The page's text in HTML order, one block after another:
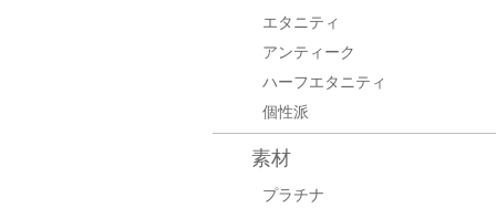
エタニティ
アンティーク
ハーフエタニティ
個性派
素材
プラチナ